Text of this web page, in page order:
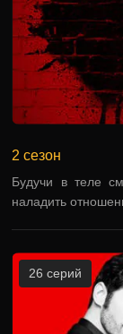
2 сезон
Будучи в теле
наладить
26 серий